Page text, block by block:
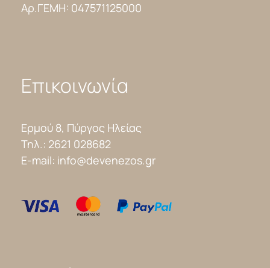
Αρ.ΓΕΜΗ: 047571125000
Επικοινωνία
Ερμού 8, Πύργος Ηλείας
Τηλ.: 2621 028682
E-mail: info@devenezos.gr